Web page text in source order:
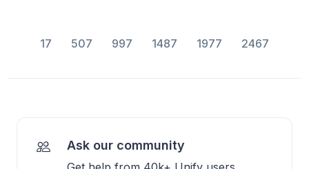
17 507 997 1487 1977 2467
Ask our community